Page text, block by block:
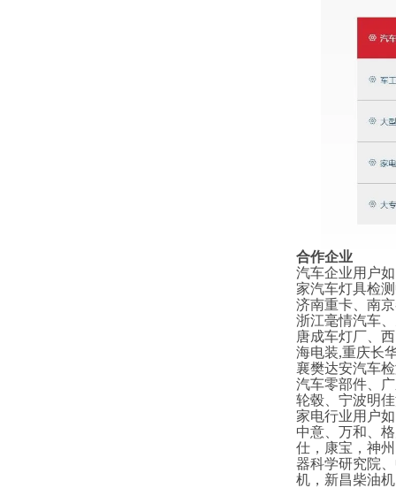
合作企业
汽车企业用户
家汽车灯具检
济南重卡、南
浙江毫情汽车
唐成车灯厂、
海电装,重庆长
襄樊达安汽车
汽车零部件、
轮毂、宁波明
家电行业用户
中意、万和、
仕，康宝，神
器科学研究院
机，新昌柴油